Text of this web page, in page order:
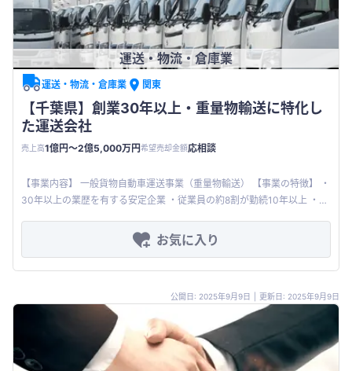
運送・物流・倉庫業
運送・物流・倉庫業 関東
【千葉県】創業30年以上・重量物輸送に特化し
た運送会社
売上高1億円〜2億5,000万円希望売却金額応相談
【事業内容】 一般貨物自動車運送事業（重量物輸送） 【事業の特徴】 ・
30年以上の業歴を有する安定企業 ・従業員の約8割が勤続10年以上 ・
お気に入り
公開日: 2025年9月9日 更新日: 2025年9月9日